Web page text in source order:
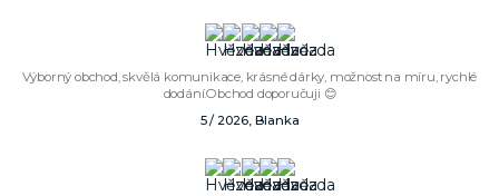
Výborný obchod, skvělá komunikace, krásné dárky, možnost na míru, rychlé
dodání.Obchod doporučuji 😊
5 / 2026, Blanka